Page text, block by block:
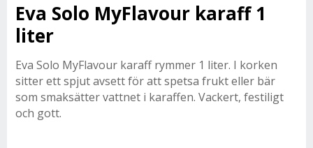
Eva Solo MyFlavour karaff 1
liter
Eva Solo MyFlavour karaff rymmer 1 liter. I korken
sitter ett spjut avsett för att spetsa frukt eller bär
som smaksätter vattnet i karaffen. Vackert, festiligt
och gott.